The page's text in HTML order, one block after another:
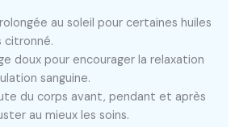
au soleil pour certaines huiles
citronné.
doux pour encourager la relaxation
sanguine.
du corps avant, pendant et après
au mieux les soins.